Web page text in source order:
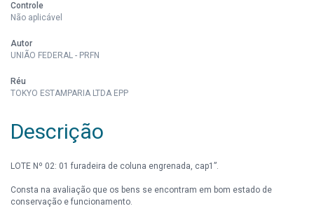
Controle
Não aplicável
Autor
UNIÃO FEDERAL - PRFN
Réu
TOKYO ESTAMPARIA LTDA EPP
Descrição
LOTE Nº 02: 01 furadeira de coluna engrenada, cap1”.
Consta na avaliação que os bens se encontram em bom estado de
conservação e funcionamento.